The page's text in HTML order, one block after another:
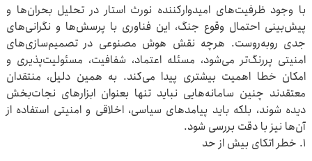
با وجود ظرفیت‌های امیدوارکننده نورث استار در تحلیل بحران‌ها و
پیش‌بینی احتمال وقوع جنگ، این فناوری با پرسش‌ها و نگرانی‌های
جدی روبه‌روست. هرچه نقش هوش مصنوعی در تصمیم‌سازی‌های
امنیتی پررنگ‌تر می‌شود، مسئله اعتماد، شفافیت، مسئولیت‌پذیری و
امکان خطا اهمیت بیشتری پیدا می‌کند. به همین دلیل، منتقدان
معتقدند چنین سامانه‌هایی نباید تنها بعنوان ابزارهای نجات‌بخش
دیده شوند، بلکه باید پیامدهای سیاسی، اخلاقی و امنیتی استفاده از
آن‌ها نیز با دقت بررسی شود.
۱. خطر اتکای بیش از حد